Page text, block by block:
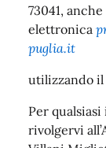
73041,
elettronica
puglia.it
utilizzando il
Per
rivolgervi